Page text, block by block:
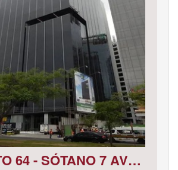
DEPÓSITO 64 - SÓTANO 7 AVENIDA CIRCUNVALACIÓN DEL CLUB GOLF LOS INCAS N° 152 URBANIZACIÓN LOTIZACIÓN CLUB GOLF LOS INCAS DISTRITO SANTIAGO DE SURCO, PROVINCIA Y DEPARTAMENTO DE LIMA